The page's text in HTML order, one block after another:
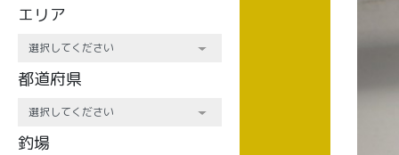
エリア
都道府県
釣場